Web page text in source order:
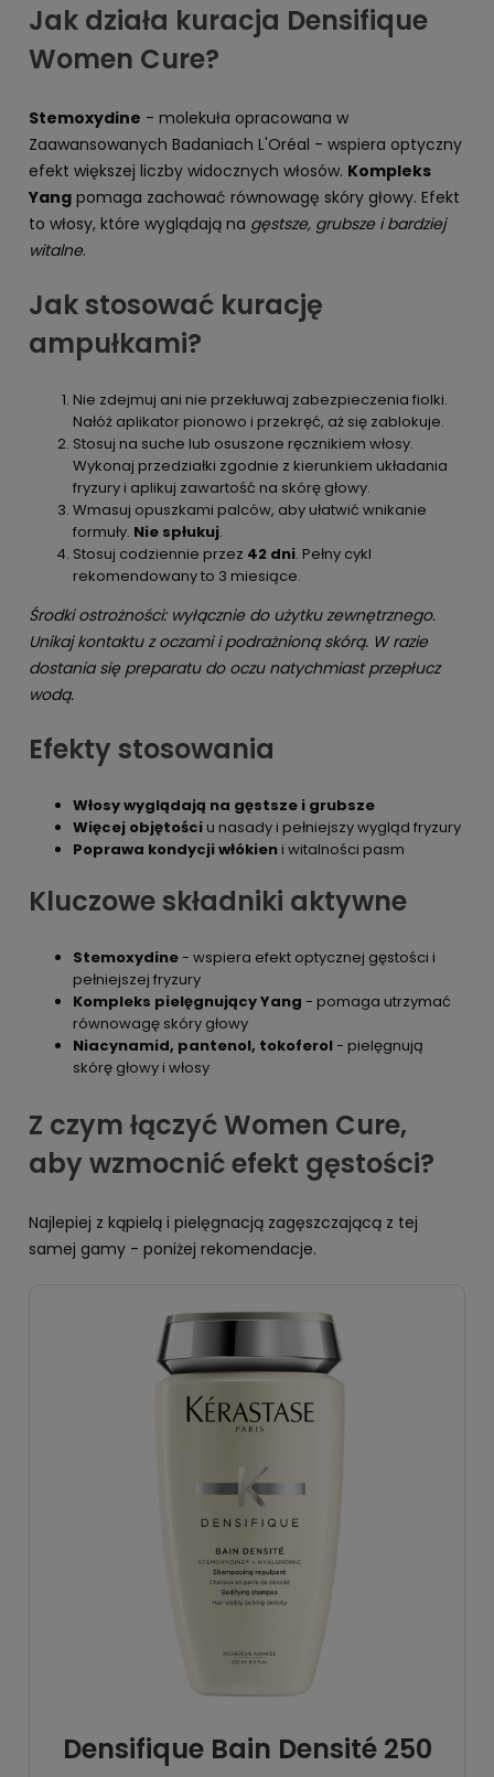
Jak działa kuracja Densifique
Women Cure?
Stemoxydine - molekuła opracowana w
Zaawansowanych Badaniach L'Oréal - wspiera optyczny
efekt większej liczby widocznych włosów. Kompleks
Yang pomaga zachować równowagę skóry głowy. Efekt
to włosy, które wyglądają na gęstsze, grubsze i bardziej
witalne.
Jak stosować kurację
ampułkami?
Nie zdejmuj ani nie przekłuwaj zabezpieczenia fiolki.
Nałóż aplikator pionowo i przekręć, aż się zablokuje.
Stosuj na suche lub osuszone ręcznikiem włosy.
Wykonaj przedziałki zgodnie z kierunkiem układania
fryzury i aplikuj zawartość na skórę głowy.
Wmasuj opuszkami palców, aby ułatwić wnikanie
formuły. Nie spłukuj.
Stosuj codziennie przez 42 dni. Pełny cykl
rekomendowany to 3 miesiące.
Środki ostrożności: wyłącznie do użytku zewnętrznego.
Unikaj kontaktu z oczami i podrażnioną skórą. W razie
dostania się preparatu do oczu natychmiast przepłucz
wodą.
Efekty stosowania
Włosy wyglądają na gęstsze i grubsze
Więcej objętości u nasady i pełniejszy wygląd fryzury
Poprawa kondycji włókien i witalności pasm
Kluczowe składniki aktywne
Stemoxydine- wspiera efekt optycznej gęstości i
pełniejszej fryzury
Kompleks pielęgnujący Yang - pomaga utrzymać
równowagę skóry głowy
Niacynamid, pantenol, tokoferol- pielęgnują
skórę głowy i włosy
Z czym łączyć Women Cure,
aby wzmocnić efekt gęstości?
Najlepiej z kąpielą i pielęgnacją zagęszczającą z tej
samej gamy - poniżej rekomendacje.
Densifique Bain Densité 250